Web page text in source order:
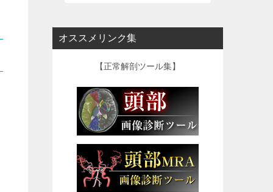
オススメリンク集
【正常解剖ツール集】